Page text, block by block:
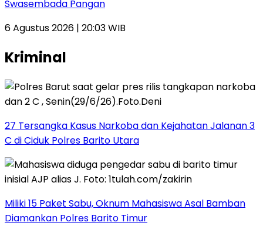
Swasembada Pangan
6 Agustus 2026 | 20:03 WIB
Kriminal
27 Tersangka Kasus Narkoba dan Kejahatan Jalanan 3
C di Ciduk Polres Barito Utara
Miliki 15 Paket Sabu, Oknum Mahasiswa Asal Bamban
Diamankan Polres Barito Timur